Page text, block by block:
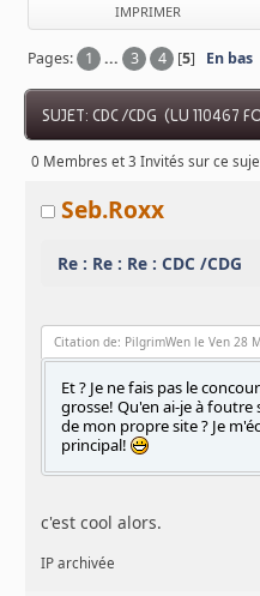
IMPRIMER
Pages: 1 ... 3 4 [5] En bas
SUJET: CDC /CDG (LU 110467
0 Membres et 3 Invités sur ce
Seb.Roxx
Re : Re : Re : CDC /CDG
Citation de: PilgrimWen le Ven 28
Et ? Je ne fais pas le
grosse! Qu'en ai-je à foutre
de mon propre site ? Je
principal!
c'est cool alors.
IP archivée